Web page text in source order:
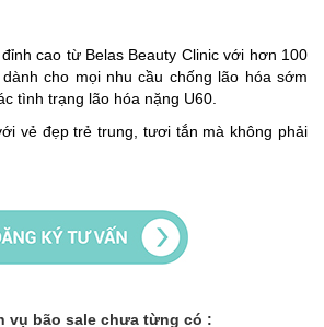
cao từ Belas Beauty Clinic với hơn 100
cho mọi nhu cầu chống lão hóa sớm
tình trạng lão hóa nặng U60.
vẻ đẹp trẻ trung, tươi tắn mà không phải
vụ bão sale chưa từng có :